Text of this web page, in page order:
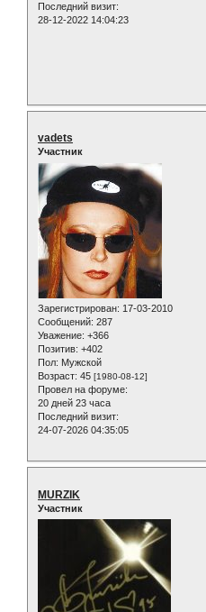
Последний визит:
28-12-2022 14:04:23
vadets
Участник
Зарегистрирован: 17-03-2010
Сообщений: 287
Уважение: +366
Позитив: +402
Пол: Мужской
Возраст: 45 [1980-08-12]
Провел на форуме:
20 дней 23 часа
Последний визит:
24-07-2026 04:35:05
MURZIK
Участник